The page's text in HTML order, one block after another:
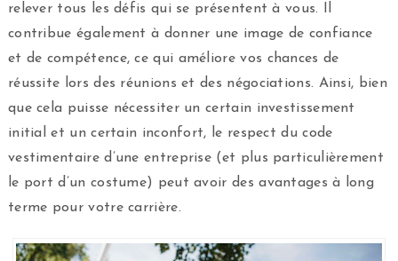
relever tous les défis qui se présentent à vous. Il
contribue également à donner une image de confiance
et de compétence, ce qui améliore vos chances de
réussite lors des réunions et des négociations. Ainsi, bien
que cela puisse nécessiter un certain investissement
initial et un certain inconfort, le respect du code
vestimentaire d’une entreprise (et plus particulièrement
le port d’un costume) peut avoir des avantages à long
terme pour votre carrière.